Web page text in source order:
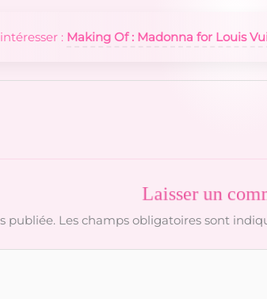
: Making Of : Madonna for Louis
Laisser un
publiée. Les champs obligatoires sont